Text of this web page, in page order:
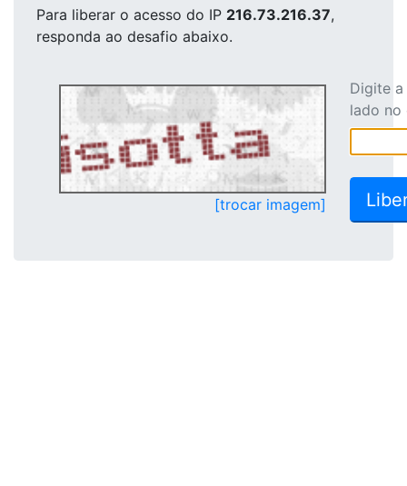
Para liberar o acesso do IP 216.73.216.37,
responda ao desafio abaixo.
[trocar imagem]
Digite
lado no